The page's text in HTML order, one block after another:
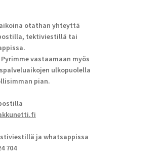
otathan yhteyttä
tektiviestillä tai
Pyrimme vastaamaan myös
ulkopuolella
pian.
ja whatsappissa
704